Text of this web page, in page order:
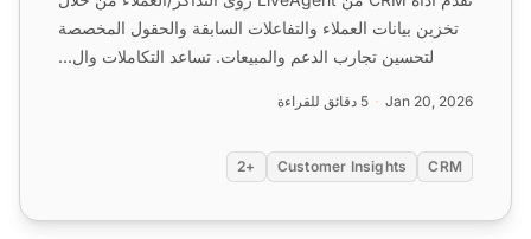
تخزين بيانات العملاء والتفاعلات السابقة والحقول المخصصة
لتحسين تجارب الدعم والمبيعات. تساعد التكاملات وال...
Jan 20, 2026 5 دقائق للقراءة
CRM
Customer Insights
+2